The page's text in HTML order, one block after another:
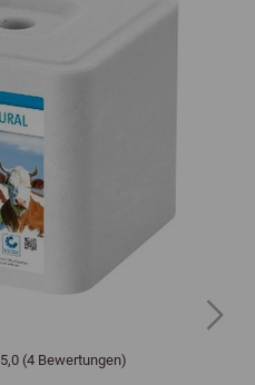
5,0 (4 Bewertungen)
Next